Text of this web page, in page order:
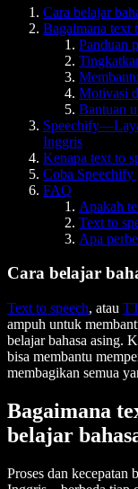
Cara belajar
Bagaimana text
Panduan
Motivasi
Bantuan
Inggris
Kenapa text to
Coba Speechify
FAQ
Apakah
Text to
Apa
Cara belajar
Text to speech, atau
ampuh untuk
belajar bahasa asing.
bisa membantu
membagikan semua
Bagaimana
belajar
Proses dan kecepatan